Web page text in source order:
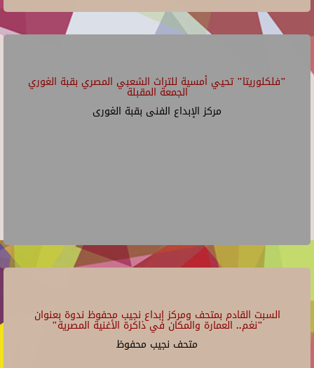
"فلكلوريتا" تحيي أمسية للتراث الشعبي المصري بقبة الغوري
الجمعة المقبلة
مركز الإبداع الفنى بقبة الغورى
السبت القادم بمتحف ومركز إبداع نجيب محفوظ ندوة بعنوان
"نغم.. العمارة والمكان في ذاكرة الأغنية المصرية"
متحف نجيب محفوظ